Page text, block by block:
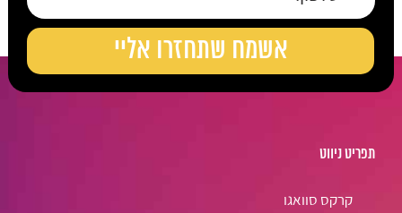
תפריט ניווט
קרקס סוואגו